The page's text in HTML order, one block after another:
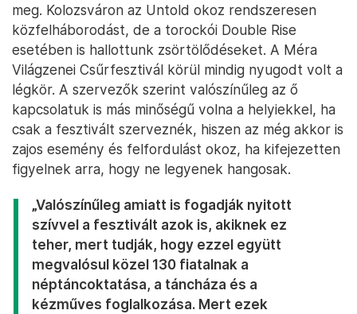
meg. Kolozsváron az Untold okoz rendszeresen
közfelháborodást, de a torockói Double Rise
esetében is hallottunk zsörtölődéseket. A Méra
Világzenei Csűrfesztivál körül mindig nyugodt volt a
légkör. A szervezők szerint valószínűleg az ő
kapcsolatuk is más minőségű volna a helyiekkel, ha
csak a fesztivált szerveznék, hiszen az még akkor is
zajos esemény és felfordulást okoz, ha kifejezetten
figyelnek arra, hogy ne legyenek hangosak.
„Valószínűleg amiatt is fogadják nyitott
szívvel a fesztivált azok is, akiknek ez
teher, mert tudják, hogy ezzel együtt
megvalósul közel 130 fiatalnak a
néptáncoktatása, a táncháza és a
kézműves foglalkozása. Mert ezek